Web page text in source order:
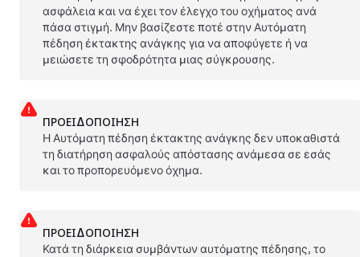
ασφάλεια και να έχει τον έλεγχο του οχήματος ανά
πάσα στιγμή. Μην βασίζεστε ποτέ στην Αυτόματη
πέδηση έκτακτης ανάγκης για να αποφύγετε ή να
μειώσετε τη σφοδρότητα μιας σύγκρουσης.
ΠΡΟΕΙΔΟΠΟΊΗΣΗ
Η Αυτόματη πέδηση έκτακτης ανάγκης δεν υποκαθιστά
τη διατήρηση ασφαλούς απόστασης ανάμεσα σε εσάς
και το προπορευόμενο όχημα.
ΠΡΟΕΙΔΟΠΟΊΗΣΗ
Κατά τη διάρκεια συμβάντων αυτόματης πέδησης, το